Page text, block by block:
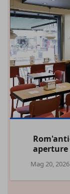
aperture
Mag 20, 2026